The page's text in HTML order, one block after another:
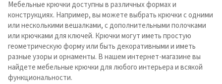
Мебельные крючки доступны в различных формах и
конструкциях. Например, вы можете выбрать крючки с одними
или несколькими вешалками, с дополнительными полочками
или крючками для ключей. Крючки могут иметь простую
геометрическую форму или быть декоративными и иметь
разные узоры и орнаменты. В нашем интернет-магазине вы
найдете мебельные крючки для любого интерьера и всякой
функциональности.